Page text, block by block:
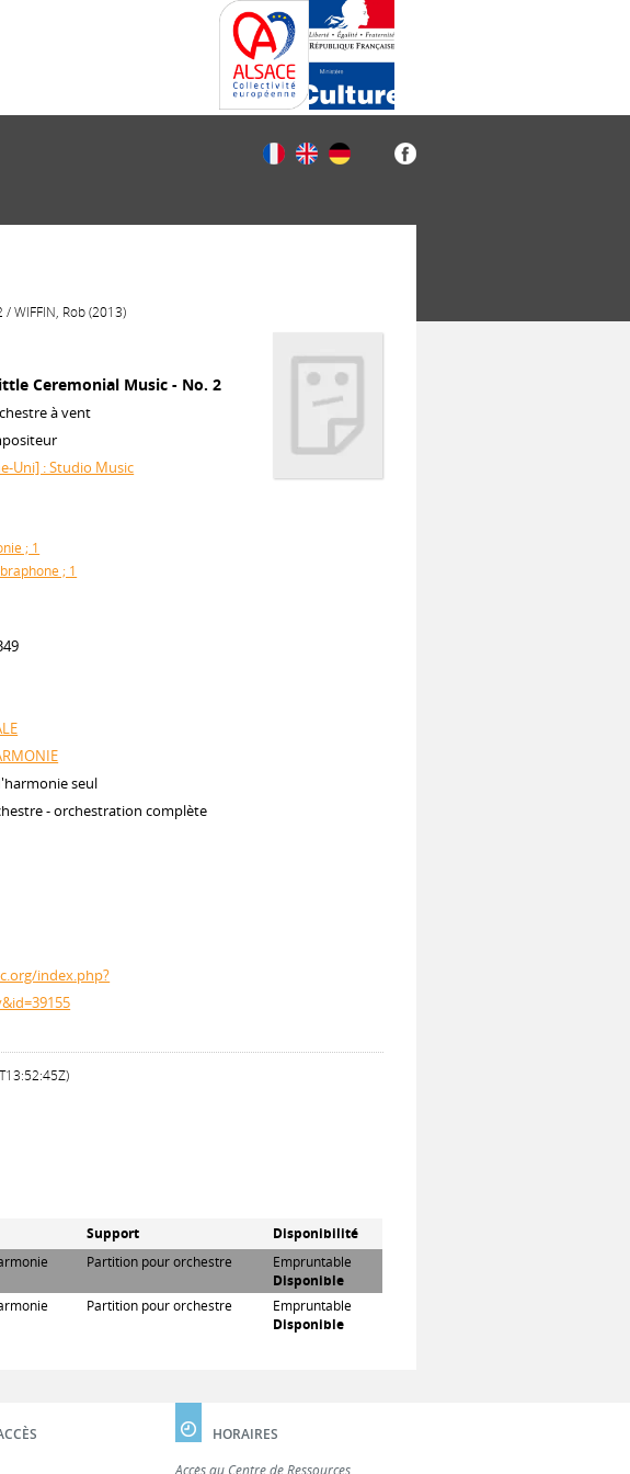
WIFFIN, Rob (2013)
Ceremonial Music - No. 2
à vent
Uni] : Studio Music
; 1
; 1
seul
- orchestration complète
index.php?
Support
Disponibilité
Partition pour orchestre
Empruntable
Disponible
Partition pour orchestre
Empruntable
Disponible
HORAIRES
Accès au Centre de Ressources